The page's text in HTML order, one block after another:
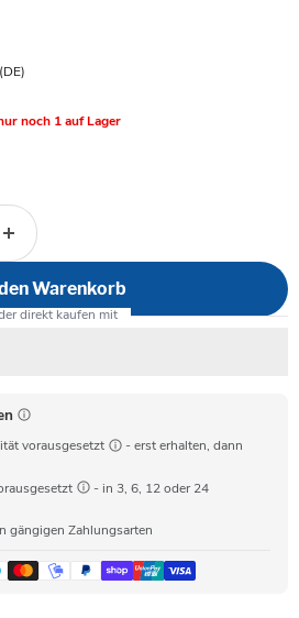
noch 1 auf Lager
Warenkorb
vorausgesetzt
- erst erhalten, dann
- in 3, 6, 12 oder 24
gängigen Zahlungsarten